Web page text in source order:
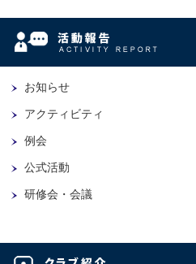
お知らせ
アクティビティ
例会
公式活動
研修会・会議